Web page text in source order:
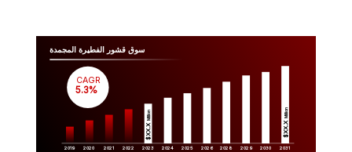
سوق قشور الفطيرة المجمدة
2019 2020 2021 2022 2023 2024 2025 2026 2028 2029 2030 2031
$XX.X
Million
$XX.X
Million
CAGR
5.3%